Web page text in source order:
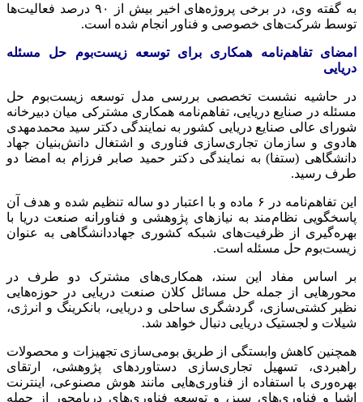
به گفته وی، در برخی پروژه‌های اخیر بیش از ۹۰ درصد فعالیت‌ها
توسط شرکت‌های خصوصی و فناور انجام شده است.
امضای تفاهم‌نامه همکاری برای توسعه زیست‌بوم حل مسئله
دریایی
در حاشیه نشست تخصصی بررسی مدل توسعه زیست‌بوم حل
مسئله در صنایع دریایی، تفاهم‌نامه همکاری مشترکی میان دبیرخانه
شورای عالی صنایع دریایی کشور به نمایندگی دکتر سید محمدمهدی
هادوی و سازمان تجاری‌سازی فناوری و اشتغال دانش‌بنیان جهاد
دانشگاهی (ستفا) به نمایندگی دکتر حمید صابر فرزام به امضا دو
طرف رسید.
این تفاهم‌نامه در ۶ ماده و با اعتبار دو ساله تنظیم شده و هدف آن
پاسخگویی نظام‌مند به نیازهای پژوهشی و فناورانه صنعت دریا با
بهره‌گیری از ظرفیت‌های شبکه کشوری جهاددانشگاهی به‌ عنوان
زیست‌بوم حل مسئله است.
بر اساس مفاد این سند، همکاری‌های مشترک دو طرف در
محورهایی از جمله حل مسائل کلان صنعت دریایی در حوزه‌هایی
نظیر کشتی‌سازی، گردشگری ساحلی و دریایی، بانکرینگ و انرژی،
شیلات و لجستیک دریایی دنبال خواهد شد.
همچنین کاهش وابستگی از طریق بومی‌سازی تجهیزات و محصولات
راهبردی، تسهیل تجاری‌سازی دستاوردهای پژوهشی، ارتقای
بهره‌وری با استفاده از فناوری‌هایی مانند هوش مصنوعی، اینترنت
اشیا و فناوری‌های سبز، و توسعه فناوری‌های دریامحور از جمله